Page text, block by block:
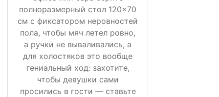
полноразмерный стол 120×70
см с фиксатором неровностей
пола, чтобы мяч летел ровно,
а ручки не вываливались, а
для холостяков это вообще
гениальный ход: захотите,
чтобы девушки сами
просились в гости — ставьте